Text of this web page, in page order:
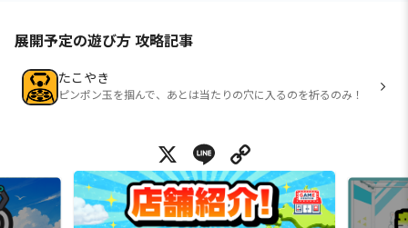
展開予定の遊び方 攻略記事
たこやき
ピンポン玉を掴んで、あとは当たりの穴に入るのを祈るのみ！
X Line